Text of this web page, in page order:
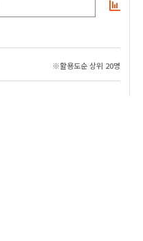
※활용도순 상위 20명